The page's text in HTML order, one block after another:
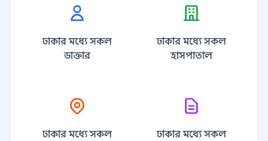
ঢাকার মধ্যে সকল
ডাক্তার
ঢাকার মধ্যে সকল
হাসপাতাল
ঢাকার মধ্যে সকল
ঢাকার মধ্যে সকল